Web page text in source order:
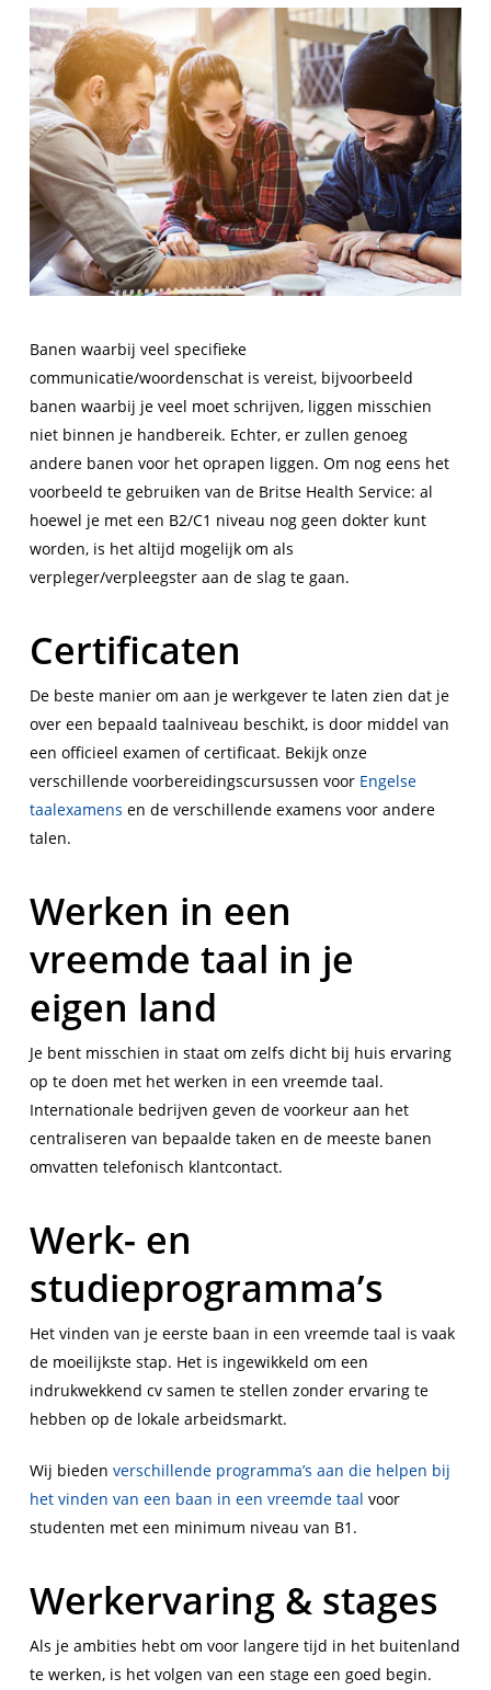
Banen waarbij veel specifieke
communicatie/woordenschat is vereist, bijvoorbeeld
banen waarbij je veel moet schrijven, liggen misschien
niet binnen je handbereik. Echter, er zullen genoeg
andere banen voor het oprapen liggen. Om nog eens het
voorbeeld te gebruiken van de Britse Health Service: al
hoewel je met een B2/C1 niveau nog geen dokter kunt
worden, is het altijd mogelijk om als
verpleger/verpleegster aan de slag te gaan.
Certificaten
De beste manier om aan je werkgever te laten zien dat je
over een bepaald taalniveau beschikt, is door middel van
een officieel examen of certificaat. Bekijk onze
verschillende voorbereidingscursussen voor Engelse
taalexamens en de verschillende examens voor andere
talen.
Werken in een
vreemde taal in je
eigen land
Je bent misschien in staat om zelfs dicht bij huis ervaring
op te doen met het werken in een vreemde taal.
Internationale bedrijven geven de voorkeur aan het
centraliseren van bepaalde taken en de meeste banen
omvatten telefonisch klantcontact.
Werk- en
studieprogramma’s
Het vinden van je eerste baan in een vreemde taal is vaak
de moeilijkste stap. Het is ingewikkeld om een
indrukwekkend cv samen te stellen zonder ervaring te
hebben op de lokale arbeidsmarkt.
Wij bieden verschillende programma’s aan die helpen bij
het vinden van een baan in een vreemde taal voor
studenten met een minimum niveau van B1.
Werkervaring & stages
Als je ambities hebt om voor langere tijd in het buitenland
te werken, is het volgen van een stage een goed begin.